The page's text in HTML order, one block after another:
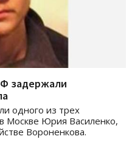
задержали
одного из трех
Москве Юрия Василенко,
Вороненкова.